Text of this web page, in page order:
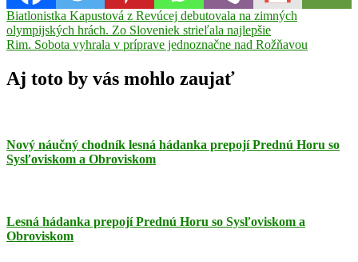
Navigácia
v
Previous
Post:
Biatlonistka Kapustová z Revúcej debutovala na zimných
olympijských hrách. Zo Sloveniek strieľala najlepšie
Next
Rim. Sobota vyhrala v príprave jednoznačne nad Rožňavou
Aj toto by vás mohlo zaujať
Nový náučný chodník lesná hádanka prepojí Prednú Horu so
Sysľoviskom a Obroviskom
Lesná hádanka prepojí Prednú Horu so Sysľoviskom a
Obroviskom